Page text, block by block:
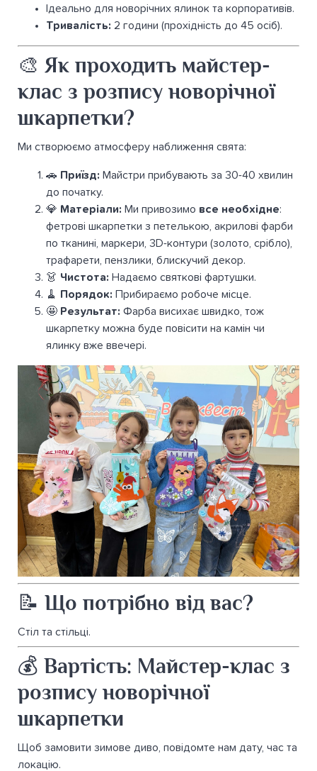
Ідеально для новорічних ялинок та корпоративів.
Тривалість: 2 години (прохідність до 45 осіб).
🎨 Як проходить майстер-
клас з розпису новорічної
шкарпетки?
Ми створюємо атмосферу наближення свята:
🚗 Приїзд: Майстри прибувають за 30-40 хвилин
до початку.
💎 Матеріали: Ми привозимо все необхідне:
фетрові шкарпетки з петелькою, акрилові фарби
по тканині, маркери, 3D-контури (золото, срібло),
трафарети, пензлики, блискучий декор.
👗 Чистота: Надаємо святкові фартушки.
🧹 Порядок: Прибираємо робоче місце.
🤩 Результат: Фарба висихає швидко, тож
шкарпетку можна буде повісити на камін чи
ялинку вже ввечері.
📝 Що потрібно від вас?
Стіл та стільці.
💰 Вартість: Майстер-клас з
розпису новорічної
шкарпетки
Щоб замовити зимове диво, повідомте нам дату, час та
локацію.